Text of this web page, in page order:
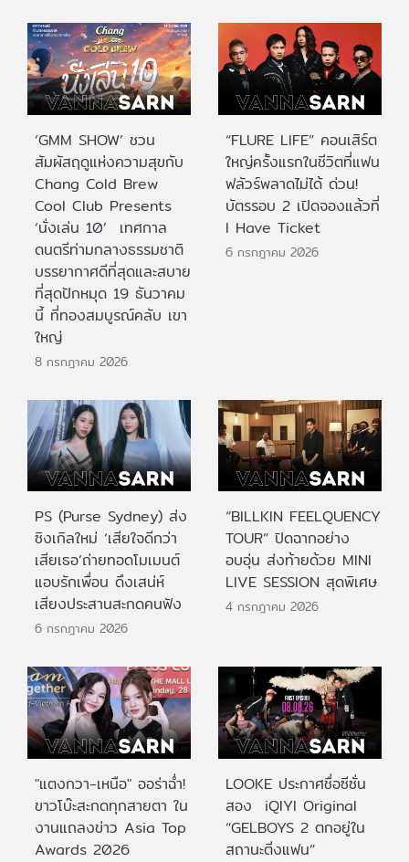
‘GMM SHOW’ ชวน
สัมผัสฤดูแห่งความสุขกับ
Chang Cold Brew
Cool Club Presents
‘นั่งเล่น 10’ เทศกาล
ดนตรีท่ามกลางธรรมชาติ
บรรยากาศดีที่สุดและสบาย
ที่สุดปักหมุด 19 ธันวาคม
นี้ ที่ทองสมบูรณ์คลับ เขา
ใหญ่
8 กรกฎาคม 2026
“FLURE LIFE” คอนเสิร์ต
ใหญ่ครั้งแรกในชีวิตที่แฟน
ฟลัวร์พลาดไม่ได้ ด่วน!
บัตรรอบ 2 เปิดจองแล้วที่
I Have Ticket
6 กรกฎาคม 2026
PS (Purse Sydney) ส่ง
ซิงเกิลใหม่ ‘เสียใจดีกว่า
เสียเธอ’ถ่ายทอดโมเมนต์
แอบรักเพื่อน ดึงเสน่ห์
เสียงประสานสะกดคนฟัง
6 กรกฎาคม 2026
“BILLKIN FEELQUENCY
TOUR” ปิดฉากอย่าง
อบอุ่น ส่งท้ายด้วย MINI
LIVE SESSION สุดพิเศษ
4 กรกฎาคม 2026
"แตงกวา-เหนือ" ออร่าฉ่ำ!
ขาวโบ๊ะสะกดทุกสายตา ใน
งานแถลงข่าว Asia Top
Awards 2026
LOOKE ประกาศชื่อซีซั่น
สอง iQIYI Original
“GELBOYS 2 ตกอยู่ใน
สถานะติ่งแฟน”